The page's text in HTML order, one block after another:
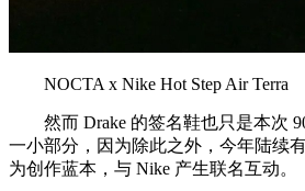
NOCTA x Nike Hot Step Air Terra
然而 Drake 的签名鞋也只是本次
一小部分，因为除此之外，今年陆续
为创作蓝本，与 Nike 产生联名互动。